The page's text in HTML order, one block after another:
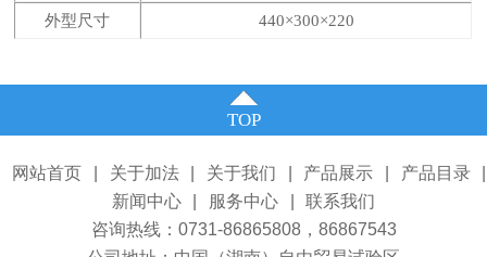
外型尺寸 440×300×220
TOP
网站首页 关于加法 关于我们 产品展示 产品目录
新闻中心
服务中心
联系我们
咨询热线：0731-86865808，86867543